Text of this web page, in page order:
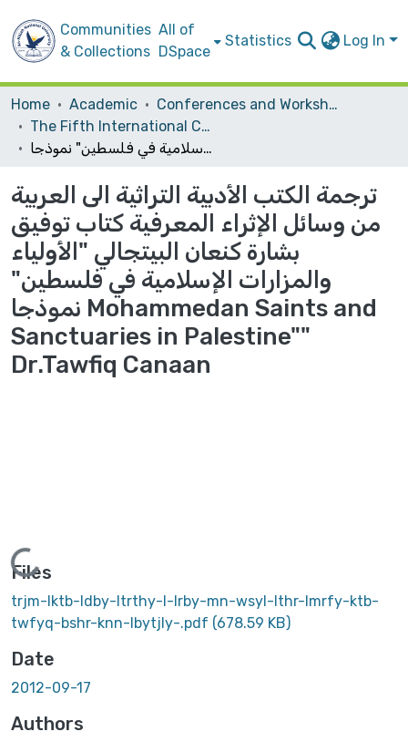
Communities
& Collections
All of
DSpace
Statistics Log In
Home Academic
Conferences and Workshops
The Fifth International Conference "The Role of Translation in the Dialogue of Civilizations"
ترجمة الكتب الأدبية التراثية الى العربية من وسائل الإثراء المعرفية كتاب توفيق بشارة كنعان البيتجالي "الأولياء والمزارات الإسلامية في فلسطين" نموذجا Mohammedan Saints and Sanctuaries in Palestine"" Dr.Tawfiq Canaan
ترجمة الكتب الأدبية التراثية الى العربية
من وسائل الإثراء المعرفية كتاب توفيق
بشارة كنعان البيتجالي "الأولياء
والمزارات الإسلامية في فلسطين"
نموذجا Mohammedan Saints and
Sanctuaries in Palestine""
Dr.Tawfiq Canaan
Files
trjm-lktb-ldby-ltrthy-l-lrby-mn-wsyl-lthr-lmrfy-ktb-
twfyq-bshr-knn-lbytjly-.pdf (678.59 KB)
Date
2012-09-17
Authors